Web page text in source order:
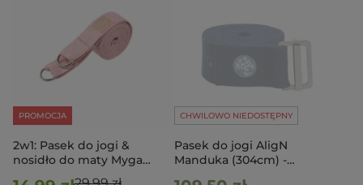
PROMOCJA
2w1: Pasek do jogi &
nosidło do maty Myga
Pudrowy Różowy
CHWILOWO NIEDOSTĘPNY
Pasek do jogi AligN
Manduka (304cm) -